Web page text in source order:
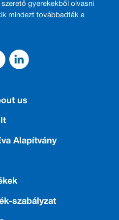
gyerekekből olvasni
mindezt továbbadták a
us
Alapítvány
szabályzat